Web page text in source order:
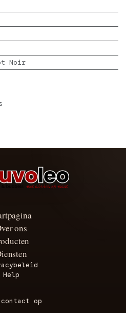
Noir
ons
Help
contact op